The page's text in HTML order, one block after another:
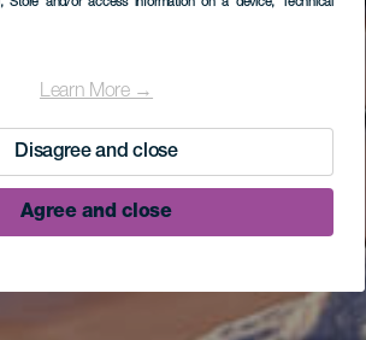
, Store and/or access information on a device, Technical
Learn More →
Disagree and close
Agree and close